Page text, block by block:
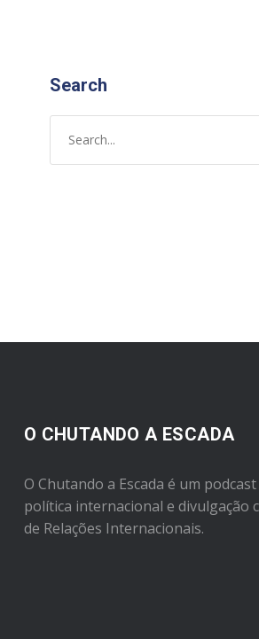
Search
O CHUTANDO A ESCADA
O Chutando a Escada é um
política internacional e divulgação
de Relações Internacionais.